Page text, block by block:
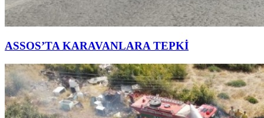
ASSOS’TA KARAVANLARA TEPKİ